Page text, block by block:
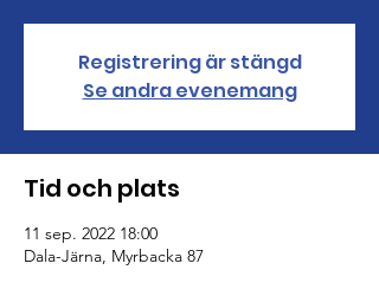
Registrering är stängd
Se andra evenemang
Tid och plats
11 sep. 2022 18:00
Dala-Järna, Myrbacka 87